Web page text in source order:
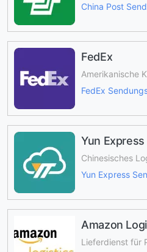
China Post
FedEx
Amerikanische
FedEx
Yun Express
Chinesisches
Yun Express
Amazon
Lieferdienst für